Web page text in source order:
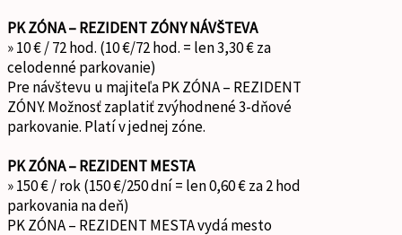
PK ZÓNA – REZIDENT ZÓNY NÁVŠTEVA
» 10 € / 72 hod. (10 €/72 hod. = len 3,30 € za
celodenné parkovanie)
Pre návštevu u majiteľa PK ZÓNA – REZIDENT
ZÓNY. Možnosť zaplatiť zvýhodnené 3-dňové
parkovanie. Platí v jednej zóne.
PK ZÓNA – REZIDENT MESTA
» 150 € / rok (150 €/250 dní = len 0,60 € za 2 hod
parkovania na deň)
PK ZÓNA – REZIDENT MESTA vydá mesto